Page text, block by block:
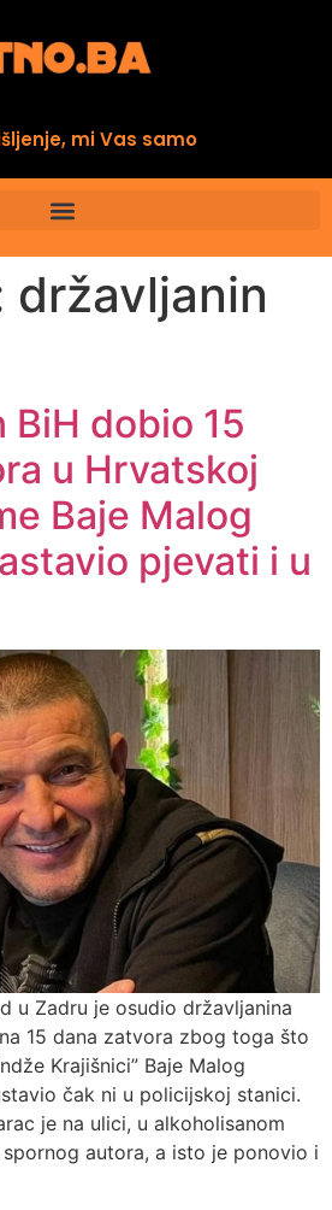
mi Vas samo
državljanin
BiH dobio 15
u Hrvatskoj
Baje Malog
pjevati i u
u Zadru je osudio državljanina
15 dana zatvora zbog toga što
Krajišnici” Baje Malog
čak ni u policijskoj stanici.
je na ulici, u alkoholisanom
autora, a isto je ponovio i